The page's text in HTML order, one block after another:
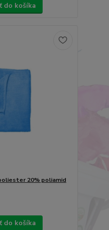
do košíka
20% poliamid
do košíka